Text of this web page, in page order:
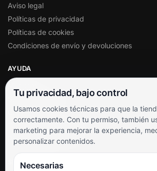
Aviso legal
Políticas de privacidad
Políticas de cookies
Condiciones de envío y devoluciones
AYUDA
Soporte al cliente
Contacto
Términos y condiciones
Preguntas frecuentes
SÍGUENOS
Tu privacidad, bajo control
Usamos cookies técnicas para que la
correctamente. Con tu permiso, también
marketing para mejorar la experiencia,
personalizar contenidos.
Necesarias